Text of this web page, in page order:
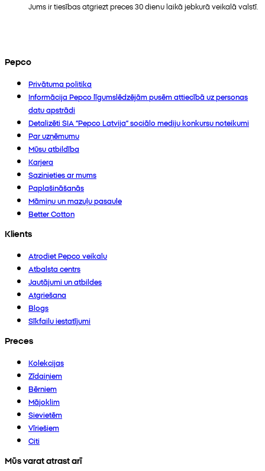
Jums ir tiesības atgriezt preces 30 dienu laikā jebkurā veikalā valstī.
Pepco
Privātuma politika
Informācija Pepco līgumslēdzējām pusēm attiecībā uz personas
datu apstrādi
Detalizēti SIA “Pepco Latvija” sociālo mediju konkursu noteikumi
Par uzņēmumu
Mūsu atbildība
Karjera
Sazinieties ar mums
Paplašināšanās
Māmiņu un mazuļu pasaule
Better Cotton
Klients
Atrodiet Pepco veikalu
Atbalsta centrs
Jautājumi un atbildes
Atgriešana
Blogs
Sīkfailu iestatījumi
Preces
Kolekcijas
Zīdaiņiem
Bērniem
Mājoklim
Sievietēm
Vīriešiem
Citi
Mūs varat atrast arī